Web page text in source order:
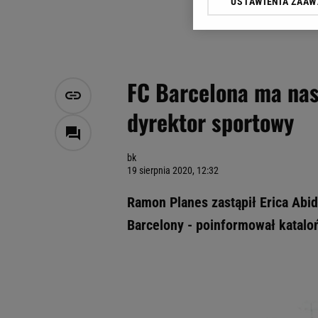
FC Barcelona ma
dyrektor sportowy
bk
19 sierpnia 2020, 12:32
Ramon Planes zastąpił Erica
Barcelony - poinformował
Klikając „Akceptuję”
Zaufanych Partnerów i
My, nasi Zaufani
Użycie dokładnych
Przechowywanie